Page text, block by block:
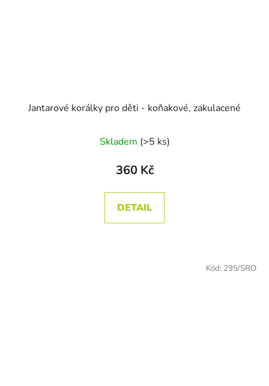
Jantarové korálky pro děti - koňakové, zakulacené
Skladem (>5 ks)
360 Kč
DETAIL
Kód: 295/SRO